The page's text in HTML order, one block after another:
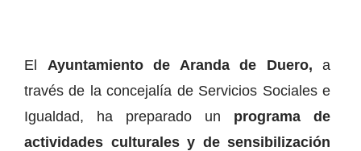
El Ayuntamiento de Aranda de Duero, a
través de la concejalía de Servicios Sociales e
Igualdad, ha preparado un programa de
actividades culturales y de sensibilización